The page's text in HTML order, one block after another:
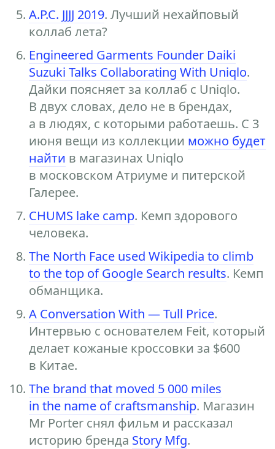
A.P.C. JJJJ 2019. Лучший нехайповый
коллаб лета?
Engineered Garments Founder Daiki
Suzuki Talks Collaborating With Uniqlo.
Дайки поясняет за коллаб с Uniqlo.
В двух словах, дело не в брендах,
а в людях, с которыми работаешь. С 3
июня вещи из коллекции можно будет
найти в магазинах Uniqlo
в московском Атриуме и питерской
Галерее.
CHUMS lake camp. Кемп здорового
человека.
The North Face used Wikipedia to climb
to the top of Google Search results. Кемп
обманщика.
A Conversation With — Tull Price.
Интервью с основателем Feit, который
делает кожаные кроссовки за $600
в Китае.
The brand that moved 5 000 miles
in the name of craftsmanship. Магазин
Mr Porter снял фильм и рассказал
историю бренда Story Mfg.